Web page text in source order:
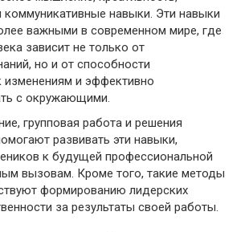
коммуникативные навыки. Эти навыки
важными в современном мире, где
зависит не только от
но и от способности
изменениям и эффективно
с окружающими.
групповая работа и решения
развивать эти навыки,
к будущей профессиональной
вызовам. Кроме того, такие методы
формированию лидерских
за результаты своей работы.